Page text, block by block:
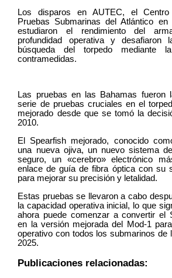
Los disparos en AUTEC, el
Pruebas Submarinas del Atlántico
estudiaron el rendimiento del
profundidad operativa y desafiaron
búsqueda del torpedo mediante
contramedidas.
Las pruebas en las Bahamas fueron
serie de pruebas cruciales en el
mejorado desde que se tomó la
2010.
El Spearfish mejorado, conocido
una nueva ojiva, un nuevo sistema
seguro, un «cerebro» electrónico
enlace de guía de fibra óptica con su
para mejorar su precisión y letalidad.
Estas pruebas se llevaron a cabo
la capacidad operativa inicial, lo que
ahora puede comenzar a convertir el
en la versión mejorada del Mod-1
operativo con todos los submarinos de
2025.
Publicaciones relacionadas: